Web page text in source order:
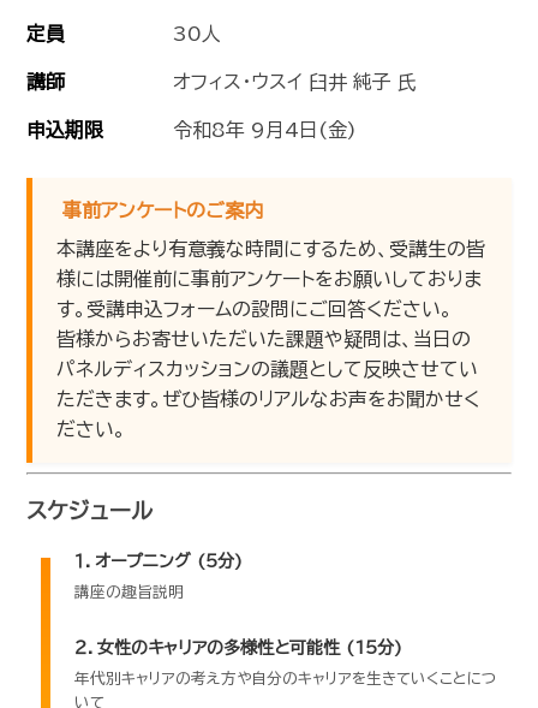
定員 30人
講師 オフィス・ウスイ 臼井 純子 氏
申込期限 令和8年 9月4日(金)
事前アンケートのご案内
本講座をより有意義な時間にするため、受講生の皆
様には開催前に事前アンケートをお願いしておりま
す。受講申込フォームの設問にご回答ください。
皆様からお寄せいただいた課題や疑問は、当日の
パネルディスカッションの議題として反映させてい
ただきます。ぜひ皆様のリアルなお声をお聞かせく
ださい。
スケジュール
１．オープニング (5分)
講座の趣旨説明
２．女性のキャリアの多様性と可能性 (15分)
年代別キャリアの考え方や自分のキャリアを生きていくことにつ
いて